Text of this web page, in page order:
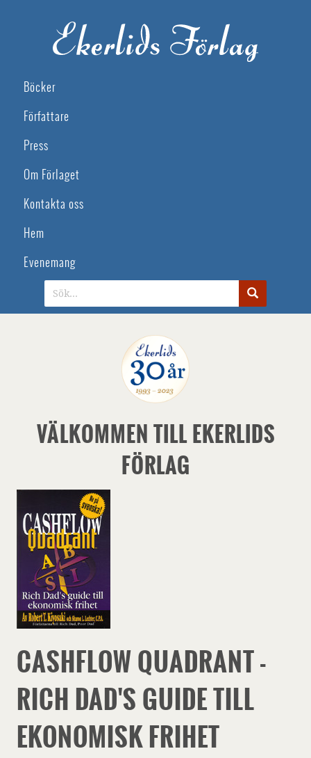
Böcker
Författare
Press
Om Förlaget
Kontakta oss
Hem
Evenemang
VÄLKOMMEN TILL EKERLIDS
FÖRLAG
CASHFLOW QUADRANT -
RICH DAD'S GUIDE TILL
EKONOMISK FRIHET